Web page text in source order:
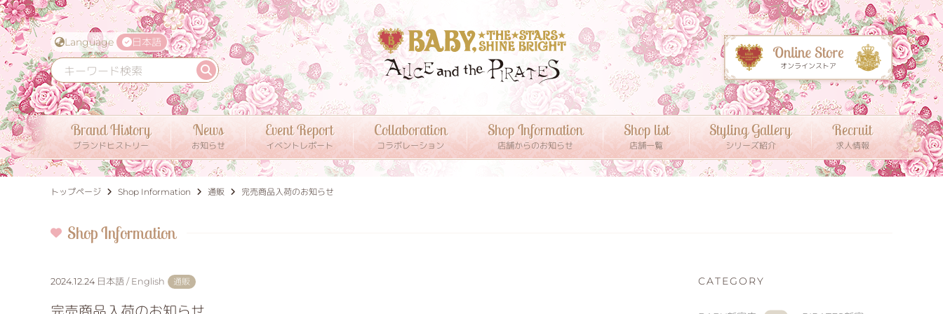
Language 日本語
Brand History
ブランドヒストリー
News
お知らせ
Event Report
イベントレポート
Collaboration
コラボレーション
Shop Information
店舗からのお知らせ
Shop list
店舗一覧
Styling Gallery
シリーズ紹介
Recruit
求人情報
トップページ Shop Information 通販 完売商品入荷のお知らせ
Shop Information
2024.12.24 日本語 / English 通販 CATEGORY